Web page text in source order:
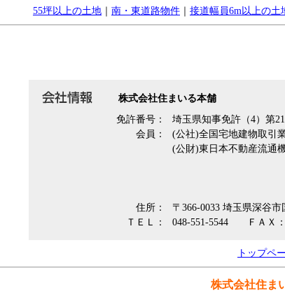
55坪以上の土地 南・東道路物件 接道幅員6m以上の土
株式会社住まいる本舗
免許番号：
埼玉県知事免許（4）第
会員：
(公社)全国宅地建物取引
(公財)東日本不動産流通
住所：
〒366-0033 埼玉県深谷市
ＴＥＬ：
048-551-5544 ＦＡＸ：
トップペ
株式会社住ま